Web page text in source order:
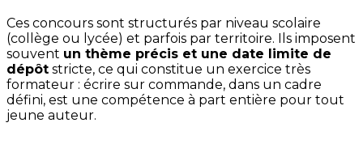
Ces concours sont structurés par niveau scolaire
(collège ou lycée) et parfois par territoire. Ils imposent
souvent un thème précis et une date limite de
dépôt stricte, ce qui constitue un exercice très
formateur : écrire sur commande, dans un cadre
défini, est une compétence à part entière pour tout
jeune auteur.